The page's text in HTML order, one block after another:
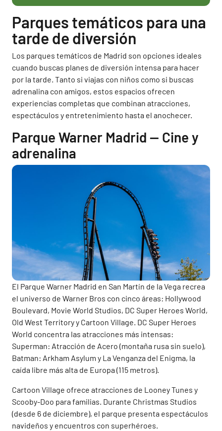
Parques temáticos para una
tarde de diversión
Los parques temáticos de Madrid son opciones ideales
cuando buscas planes de diversión intensa para hacer
por la tarde. Tanto si viajas con niños como si buscas
adrenalina con amigos, estos espacios ofrecen
experiencias completas que combinan atracciones,
espectáculos y entretenimiento hasta el anochecer.
Parque Warner Madrid — Cine y
adrenalina
El Parque Warner Madrid en San Martín de la Vega recrea
el universo de Warner Bros con cinco áreas: Hollywood
Boulevard, Movie World Studios, DC Super Heroes World,
Old West Territory y Cartoon Village. DC Super Heroes
World concentra las atracciones más intensas:
Superman: Atracción de Acero (montaña rusa sin suelo),
Batman: Arkham Asylum y La Venganza del Enigma, la
caída libre más alta de Europa (115 metros).
Cartoon Village ofrece atracciones de Looney Tunes y
Scooby-Doo para familias. Durante Christmas Studios
(desde 6 de diciembre), el parque presenta espectáculos
navideños y encuentros con superhéroes.